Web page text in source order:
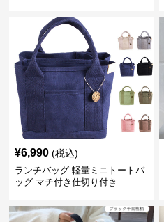
¥6,990 (税込)
ランチバッグ 軽量ミニトートバ
ッグ マチ付き仕切り付き